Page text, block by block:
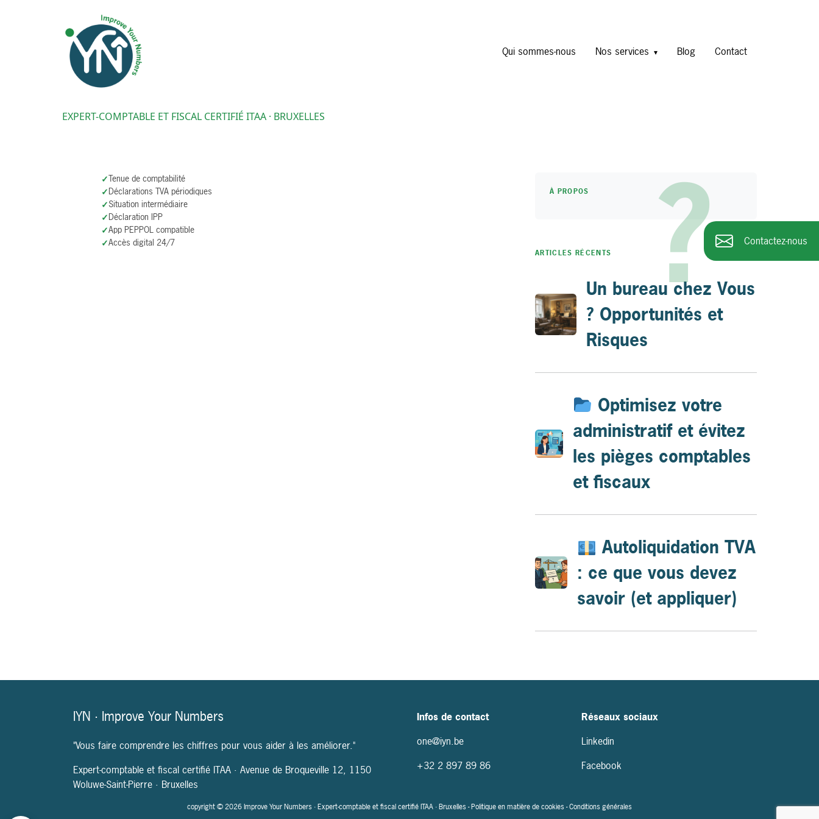
Qui sommes-nous Nos services Blog Contact
EXPERT-COMPTABLE ET FISCAL CERTIFIÉ ITAA · BRUXELLES
Contactez-nous
Tenue de comptabilité
Déclarations TVA périodiques
Situation intermédiaire
Déclaration IPP
App PEPPOL compatible
Accès digital 24/7
À PROPOS ?
ARTICLES RÉCENTS
Un bureau chez Vous
? Opportunités et
Risques
Optimisez votre
administratif et évitez
les pièges comptables
et fiscaux
Autoliquidation TVA
: ce que vous devez
savoir (et appliquer)
IYN · Improve Your Numbers
"Vous faire comprendre les chiffres pour vous aider à les améliorer."
Expert-comptable et fiscal certifié ITAA · Avenue de Broqueville 12, 1150
Woluwe-Saint-Pierre · Bruxelles
Infos de contact
one@iyn.be
+32 2 897 89 86
Réseaux sociaux
Linkedin
Facebook
copyright © 2026 Improve Your Numbers · Expert-comptable et fiscal certifié ITAA · Bruxelles -Politique en matière de cookies-Conditions générales